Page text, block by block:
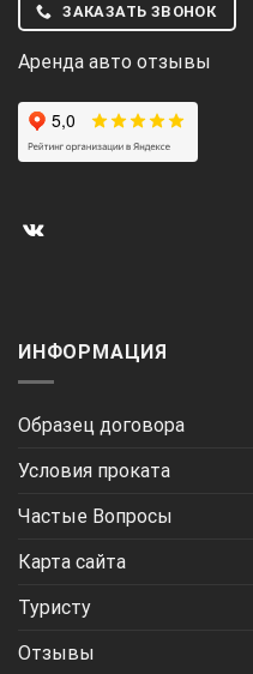
ЗАКАЗАТЬ ЗВОНОК
Аренда авто отзывы
ИНФОРМАЦИЯ
Образец договора
Условия проката
Частые Вопросы
Карта сайта
Туристу
Отзывы